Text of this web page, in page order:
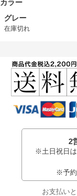
カラー
グレー
在庫切れ
2
※土日祝日
※予約
お支払い